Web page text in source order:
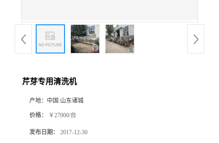
芹芽专用清洗机
产地： 中国 山东诸城
价格： ￥27000/台
发布日期： 2017-12-30